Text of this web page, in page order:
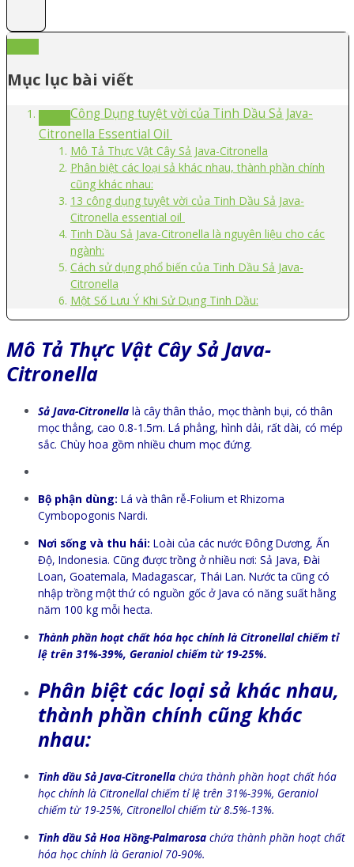
Mục lục bài viết
Công Dụng tuyệt vời của Tinh Dầu Sả Java-
Citronella Essential Oil
Mô Tả Thực Vật Cây Sả Java-Citronella
Phân biệt các loại sả khác nhau, thành phần chính
cũng khác nhau:
13 công dụng tuyệt vời của Tinh Dầu Sả Java-
Citronella essential oil
Tinh Dầu Sả Java-Citronella là nguyên liệu cho các
ngành:
Cách sử dụng phổ biến của Tinh Dầu Sả Java-
Citronella
Một Số Lưu Ý Khi Sử Dụng Tinh Dầu:
Mô Tả Thực Vật Cây Sả Java-
Citronella
Sả Java-Citronella là cây thân thảo, mọc thành bụi, có thân
mọc thẳng, cao 0.8-1.5m. Lá phẳng, hình dải, rất dài, có mép
sắc. Chùy hoa gồm nhiều chum mọc đứng.
Bộ phận dùng: Lá và thân rễ-Folium et Rhizoma
Cymbopogonis Nardi.
Nơi sống và thu hái: Loài của các nước Đông Dương, Ấn
Độ, Indonesia. Cũng được trồng ở nhiều nơi: Sả Java, Đài
Loan, Goatemala, Madagascar, Thái Lan. Nước ta cũng có
nhập trồng một thứ có nguồn gốc ở Java có năng suất hằng
năm 100 kg mỗi hecta.
Thành phần hoạt chất hóa học chính là Citronellal chiếm tỉ
lệ trên 31%-39%, Geraniol chiếm từ 19-25%.
Phân biệt các loại sả khác nhau,
thành phần chính cũng khác
nhau:
Tinh dầu Sả Java-Citronella chứa thành phần hoạt chất hóa
học chính là Citronellal chiếm tỉ lệ trên 31%-39%, Geraniol
chiếm từ 19-25%, Citronellol chiếm từ 8.5%-13%.
Tinh dầu Sả Hoa Hồng-Palmarosa chứa thành phần hoạt chất
hóa học chính là Geraniol 70-90%.